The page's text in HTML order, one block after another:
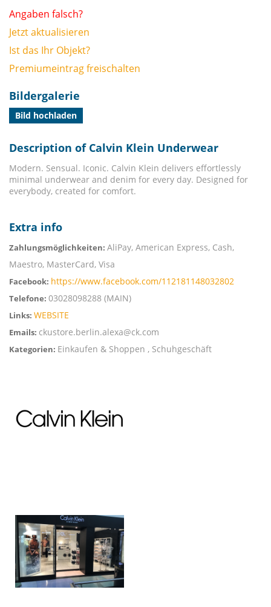
Angaben falsch?
Jetzt aktualisieren
Ist das Ihr Objekt?
Premiumeintrag freischalten
Bildergalerie
Bild hochladen
Description of Calvin Klein Underwear
Modern. Sensual. Iconic. Calvin Klein delivers effortlessly
minimal underwear and denim for every day. Designed for
everybody, created for comfort.
Extra info
Zahlungsmöglichkeiten: AliPay, American Express, Cash,
Maestro, MasterCard, Visa
Facebook: https://www.facebook.com/112181148032802
Telefone: 03028098288 (MAIN)
Links: WEBSITE
Emails: ckustore.berlin.alexa@ck.com
Kategorien: Einkaufen & Shoppen , Schuhgeschäft